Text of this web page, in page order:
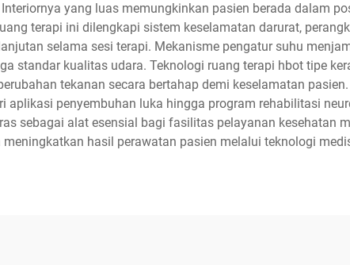
yang luas memungkinkan pasien berada dalam
terapi ini dilengkapi sistem keselamatan darurat,
selama sesi terapi. Mekanisme pengatur suhu
standar kualitas udara. Teknologi ruang terapi hbot tipe
tekanan secara bertahap demi keselamatan
penyembuhan luka hingga program rehabilitasi
sebagai alat esensial bagi fasilitas pelayanan kesehatan
meningkatkan hasil perawatan pasien melalui teknologi